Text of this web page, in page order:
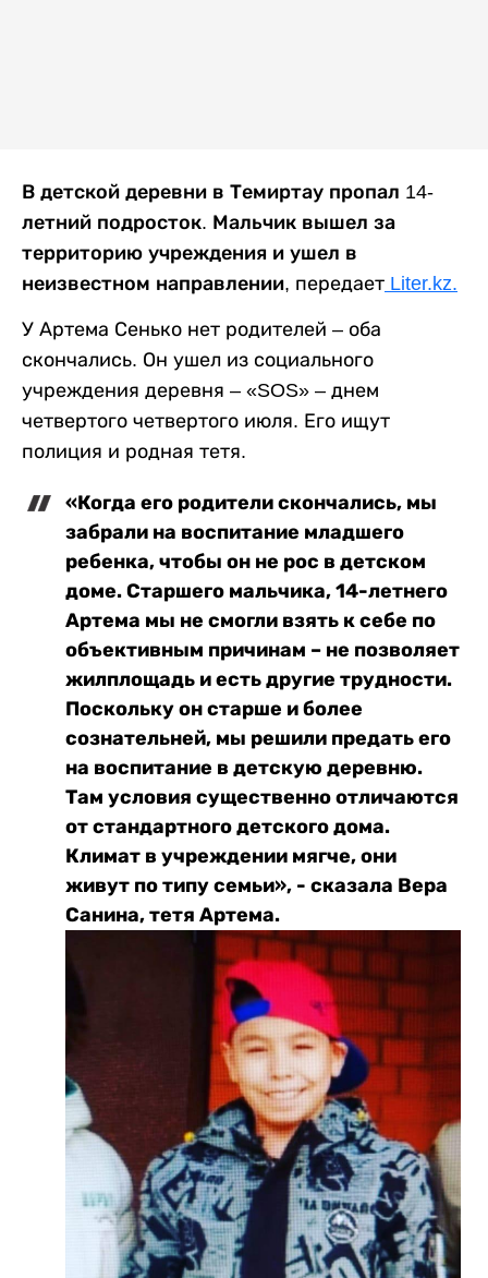
В детской деревни в Темиртау пропал 14-
летний подросток. Мальчик вышел за
территорию учреждения и ушел в
неизвестном направлении, передает Liter.kz.
У Артема Сенько нет родителей – оба
скончались. Он ушел из социального
учреждения деревня – «SOS» – днем
четвертого четвертого июля. Его ищут
полиция и родная тетя.
«Когда его родители скончались, мы
забрали на воспитание младшего
ребенка, чтобы он не рос в детском
доме. Старшего мальчика, 14-летнего
Артема мы не смогли взять к себе по
объективным причинам – не позволяет
жилплощадь и есть другие трудности.
Поскольку он старше и более
сознательней, мы решили предать его
на воспитание в детскую деревню.
Там условия существенно отличаются
от стандартного детского дома.
Климат в учреждении мягче, они
живут по типу семьи», - сказала Вера
Санина, тетя Артема.